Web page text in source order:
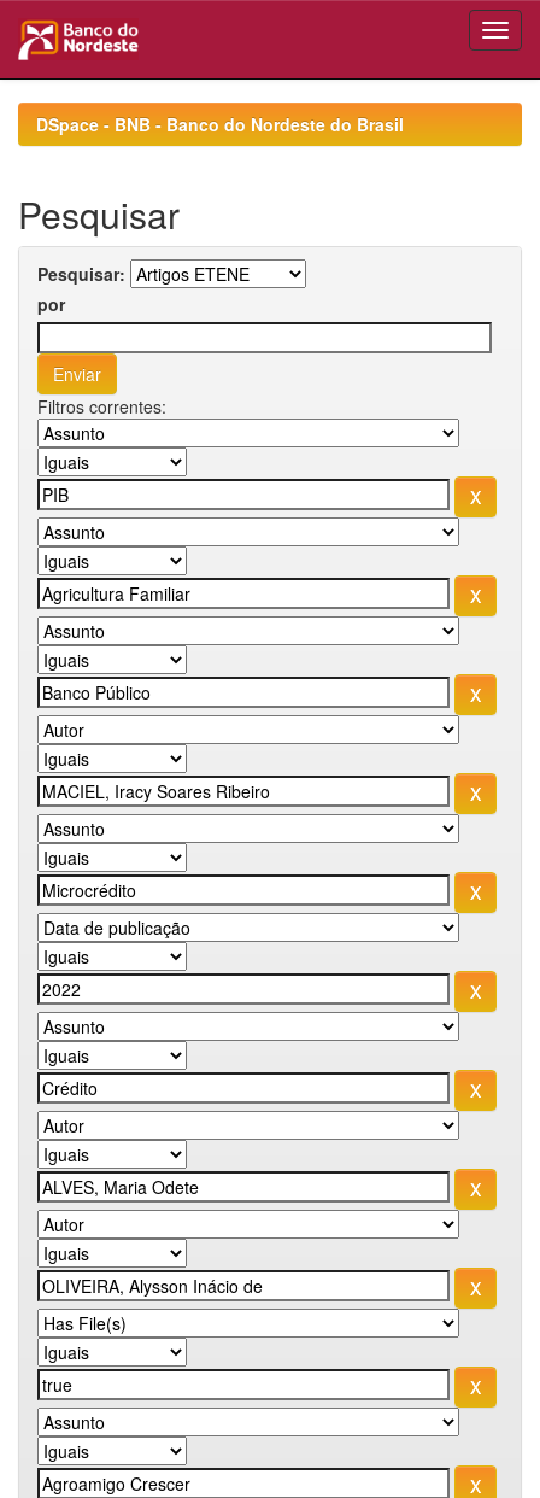
navigationDSpace - BNB - Banco do Nordeste do Brasil
Pesquisar
Pesquisar:
por
Filtros correntes: